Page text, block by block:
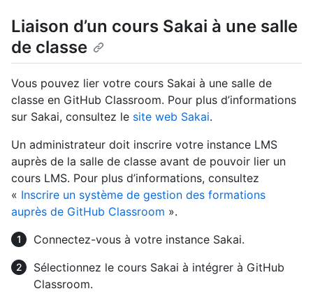
Liaison d’un cours Sakai à une salle
de classe
Vous pouvez lier votre cours Sakai à une salle de
classe en GitHub Classroom. Pour plus d’informations
sur Sakai, consultez le site web Sakai.
Un administrateur doit inscrire votre instance LMS
auprès de la salle de classe avant de pouvoir lier un
cours LMS. Pour plus d’informations, consultez
« Inscrire un système de gestion des formations
auprès de GitHub Classroom ».
Connectez-vous à votre instance Sakai.
Sélectionnez le cours Sakai à intégrer à GitHub
Classroom.